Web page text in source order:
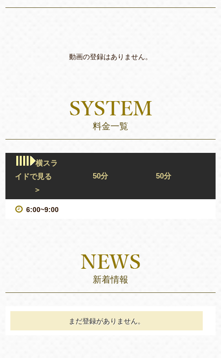
動画の登録はありません。
料金一覧
横スラ
イドで見る
＞
50分 50分
6:00~9:00
新着情報
まだ登録がありません。